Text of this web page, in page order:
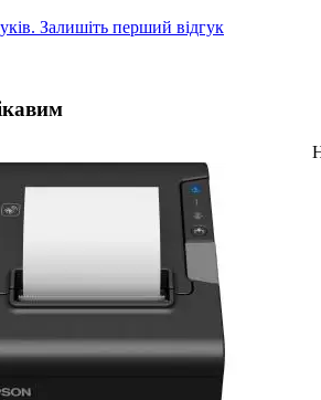
Залишіть перший відгук